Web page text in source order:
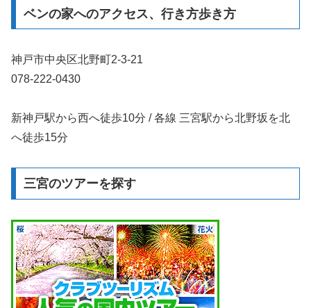
ベンの家へのアクセス、行き方歩き方
神戸市中央区北野町2-3-21
078-222-0430
新神戸駅から西へ徒歩10分 / 各線 三宮駅から北野坂を北
へ徒歩15分
三宮のツアーを探す